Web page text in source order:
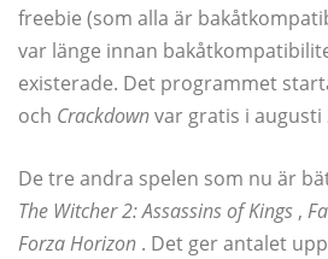
freebie (som alla är
var länge innan
existerade. Det programmet
och Crackdownvar gratis i augusti
De tre andra spelen som nu är
The Witcher 2: Assassins of Kings ,
Forza Horizon . Det ger antalet